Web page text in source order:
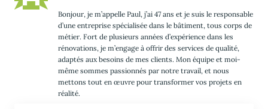
Bonjour, je m’appelle Paul, j’ai 47 ans et je suis le responsable
d’une entreprise spécialisée dans le bâtiment, tous corps de
métier. Fort de plusieurs années d’expérience dans les
rénovations, je m’engage à offrir des services de qualité,
adaptés aux besoins de mes clients. Mon équipe et moi-
même sommes passionnés par notre travail, et nous
mettons tout en œuvre pour transformer vos projets en
réalité.